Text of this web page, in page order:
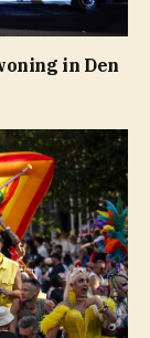
in Den